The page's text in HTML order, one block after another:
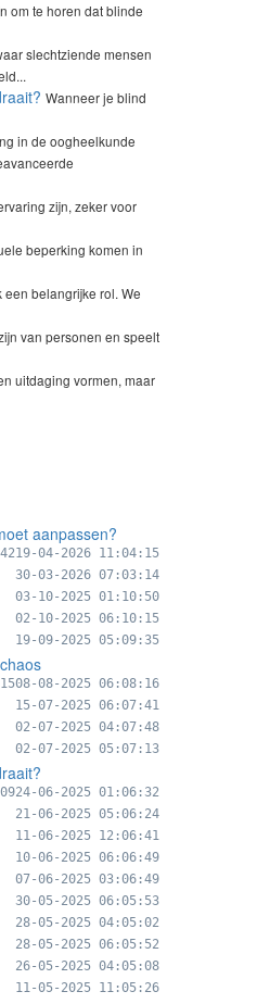
om te horen dat blinde
slechtziende mensen
Wanneer je blind
in de oogheelkunde
zijn, zeker voor
beperking komen in
belangrijke rol. We
van personen en speelt
uitdaging vormen, maar
aanpassen?
19-04-2026 11:04:15
30-03-2026 07:03:14
03-10-2025 01:10:50
02-10-2025 06:10:15
19-09-2025 05:09:35
08-08-2025 06:08:16
15-07-2025 06:07:41
02-07-2025 04:07:48
02-07-2025 05:07:13
24-06-2025 01:06:32
21-06-2025 05:06:24
11-06-2025 12:06:41
10-06-2025 06:06:49
07-06-2025 03:06:49
30-05-2025 06:05:53
28-05-2025 04:05:02
28-05-2025 06:05:52
26-05-2025 04:05:08
11-05-2025 11:05:26